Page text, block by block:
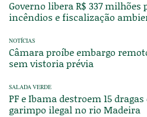
Governo libera R$ 337
incêndios e fiscalização
NOTÍCIAS
Câmara proíbe embargo
sem vistoria prévia
SALADA VERDE
PF e Ibama destroem 15
garimpo ilegal no rio Madeira